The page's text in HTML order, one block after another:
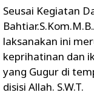
Seusai Kegiatan
laksanakan ini
keprihatinan dan
yang Gugur di
disisi Allah. S.W.T.